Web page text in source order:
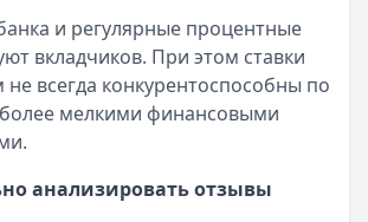
и регулярные процентные
вкладчиков. При этом ставки
не всегда конкурентоспособны по
мелкими финансовыми
анализировать отзывы